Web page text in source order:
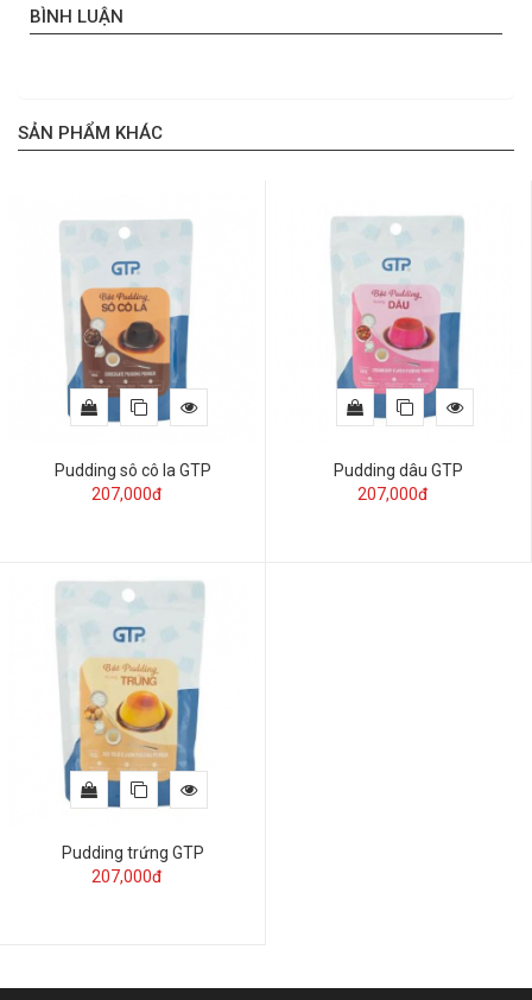
BÌNH LUẬN
SẢN PHẨM KHÁC
Pudding sô cô la GTP
207,000đ
Pudding dâu GTP
207,000đ
Pudding trứng GTP
207,000đ